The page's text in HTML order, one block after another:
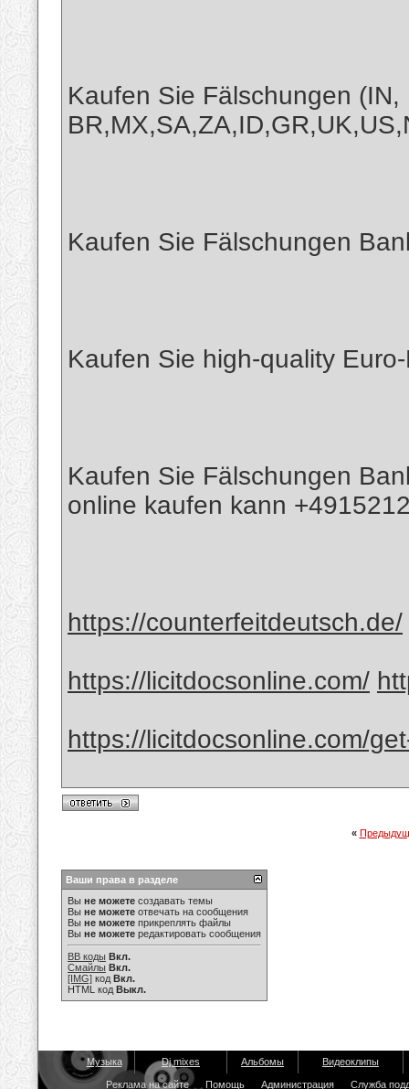
Kaufen Sie Fälschungen (IN,
Kaufen Sie Fälschungen
Kaufen Sie high-quality
Kaufen Sie Fälschungen
online kaufen kann
https://counterfeitdeutsch.de/
https://licitdocsonline.com/
https://licitdocsonline.com/
«
Ваши права в разделе
Вы не можете создавать темы
Вы не можете отвечать на сообщения
Вы не можете прикреплять файлы
Вы не можете редактировать сообщения
BB коды Вкл.
Смайлы Вкл.
[IMG] код Вкл.
HTML код Выкл.
Музыка Dj mixes Альбомы Видеоклипы
Реклама на сайте Помощь Администрация Служба